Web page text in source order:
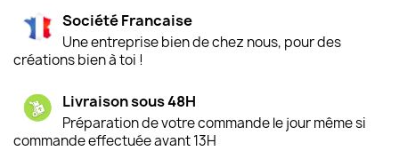
Société Francaise
Une entreprise bien de chez nous, pour des
créations bien à toi !
Livraison sous 48H
Préparation de votre commande le jour même si
commande effectuée avant 13H